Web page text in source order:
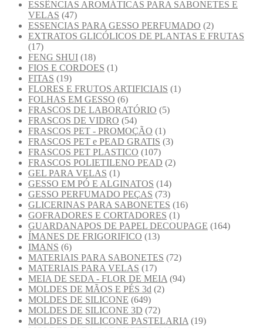
ESSÊNCIAS AROMÁTICAS PARA SABONETES E
VELAS (47)
ESSENCIAS PARA GESSO PERFUMADO (2)
EXTRATOS GLICÓLICOS DE PLANTAS E FRUTAS
(17)
FENG SHUI (18)
FIOS E CORDOES (1)
FITAS (19)
FLORES E FRUTOS ARTIFICIAIS (1)
FOLHAS EM GESSO (6)
FRASCOS DE LABORATÓRIO (5)
FRASCOS DE VIDRO (54)
FRASCOS PET - PROMOÇÃO (1)
FRASCOS PET e PEAD GRATIS (3)
FRASCOS PET PLASTICO (107)
FRASCOS POLIETILENO PEAD (2)
GEL PARA VELAS (1)
GESSO EM PÓ E ALGINATOS (14)
GESSO PERFUMADO PEÇAS (73)
GLICERINAS PARA SABONETES (16)
GOFRADORES E CORTADORES (1)
GUARDANAPOS DE PAPEL DECOUPAGE (164)
ÍMANES DE FRIGORIFICO (13)
IMANS (6)
MATERIAIS PARA SABONETES (72)
MATERIAIS PARA VELAS (17)
MEIA DE SEDA - FLOR DE MEIA (94)
MOLDES DE MÃOS E PÉS 3d (2)
MOLDES DE SILICONE (649)
MOLDES DE SILICONE 3D (72)
MOLDES DE SILICONE PASTELARIA (19)